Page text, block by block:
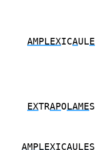
AMPLEXICAUL E
EXTRAPO LAMES
AMPLEXICAUL ES